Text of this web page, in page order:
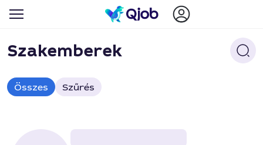
Szakemberek
Összes Szűrés